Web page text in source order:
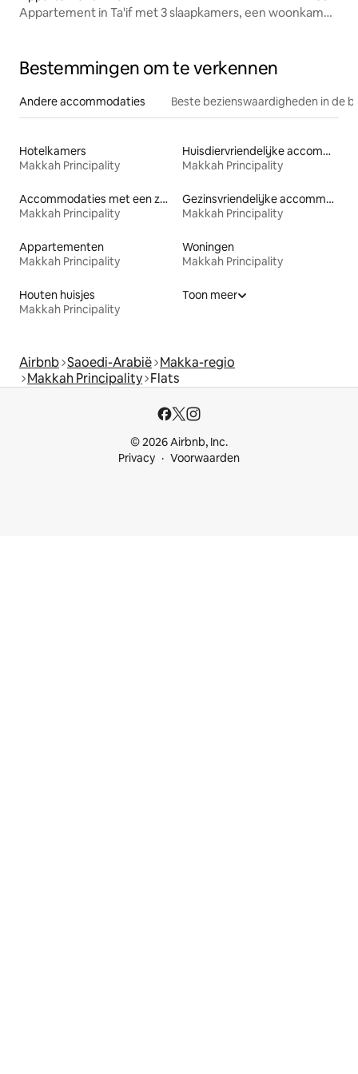
Appartement in Ta'if met 3 slaapkamers, een woonkamer,
Bestemmingen om te verkennen
Andere accommodaties Beste bezienswaardigheden in de
Hotelkamers
Makkah Principality
Huisdiervriendelijke accommodaties
Makkah Principality
Accommodaties met een zwembad
Makkah Principality
Gezinsvriendelijke accommodaties
Makkah Principality
Appartementen
Makkah Principality
Woningen
Makkah Principality
Houten huisjes
Makkah Principality
Toon meer
Airbnb Saoedi-Arabië Makka-regio
Makkah Principality Flats
© 2026 Airbnb, Inc.
Privacy
Voorwaarden